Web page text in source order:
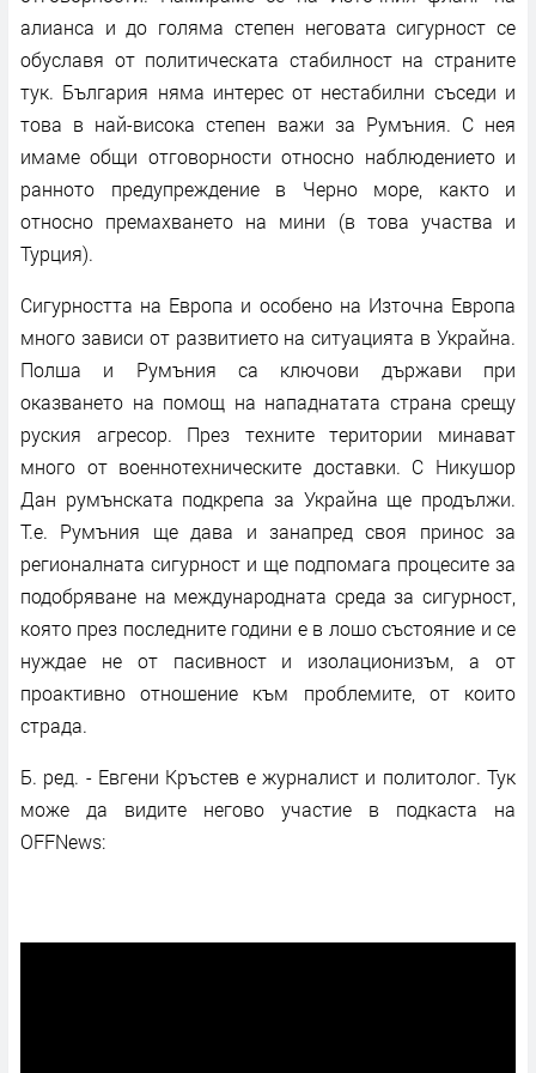
алианса и до голяма степен неговата сигурност се
обуславя от политическата стабилност на страните
тук. България няма интерес от нестабилни съседи и
това в най-висока степен важи за Румъния. С нея
имаме общи отговорности относно наблюдението и
ранното предупреждение в Черно море, както и
относно премахването на мини (в това участва и
Турция).
Сигурността на Европа и особено на Източна Европа
много зависи от развитието на ситуацията в Украйна.
Полша и Румъния са ключови държави при
оказването на помощ на нападнатата страна срещу
руския агресор. През техните територии минават
много от военнотехническите доставки. С Никушор
Дан румънската подкрепа за Украйна ще продължи.
Т.е. Румъния ще дава и занапред своя принос за
регионалната сигурност и ще подпомага процесите за
подобряване на международната среда за сигурност,
която през последните години е в лошо състояние и се
нуждае не от пасивност и изолационизъм, а от
проактивно отношение към проблемите, от които
страда.
Б. ред. - Евгени Кръстев е журналист и политолог. Тук
може да видите негово участие в подкаста на
OFFNews: